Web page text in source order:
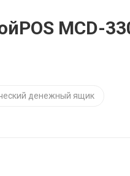
MCD-
денежный ящик